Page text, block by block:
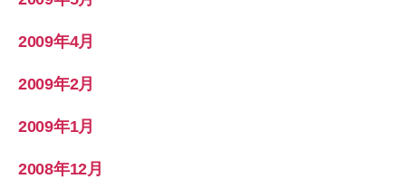
2009年4月
2009年2月
2009年1月
2008年12月